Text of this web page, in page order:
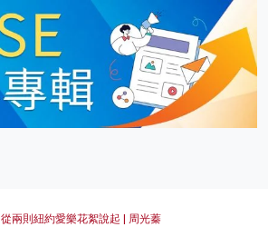
從兩則紐約愛樂花絮說起 | 周光蓁